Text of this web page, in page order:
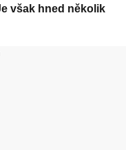
však hned několik